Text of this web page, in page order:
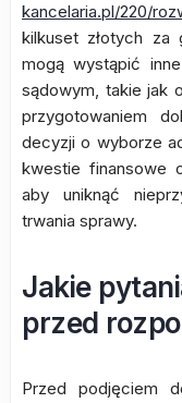
kancelaria.pl/220/
kilkuset złotych za
mogą wystąpić
sądowym, takie jak
przygotowaniem
decyzji o wyborze
kwestie finansowe
aby uniknąć
trwania sprawy.
Jakie
przed
Przed podjęciem